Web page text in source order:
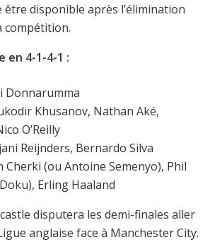
disponible après l’élimination
compétition.
en 4-1-4-1 :
Donnarumma
Khusanov, Nathan Aké,
O’Reilly
Reijnders, Bernardo Silva
Cherki (ou Antoine Semenyo), Phil
Erling Haaland
disputera les demi-finales aller
anglaise face à Manchester City.